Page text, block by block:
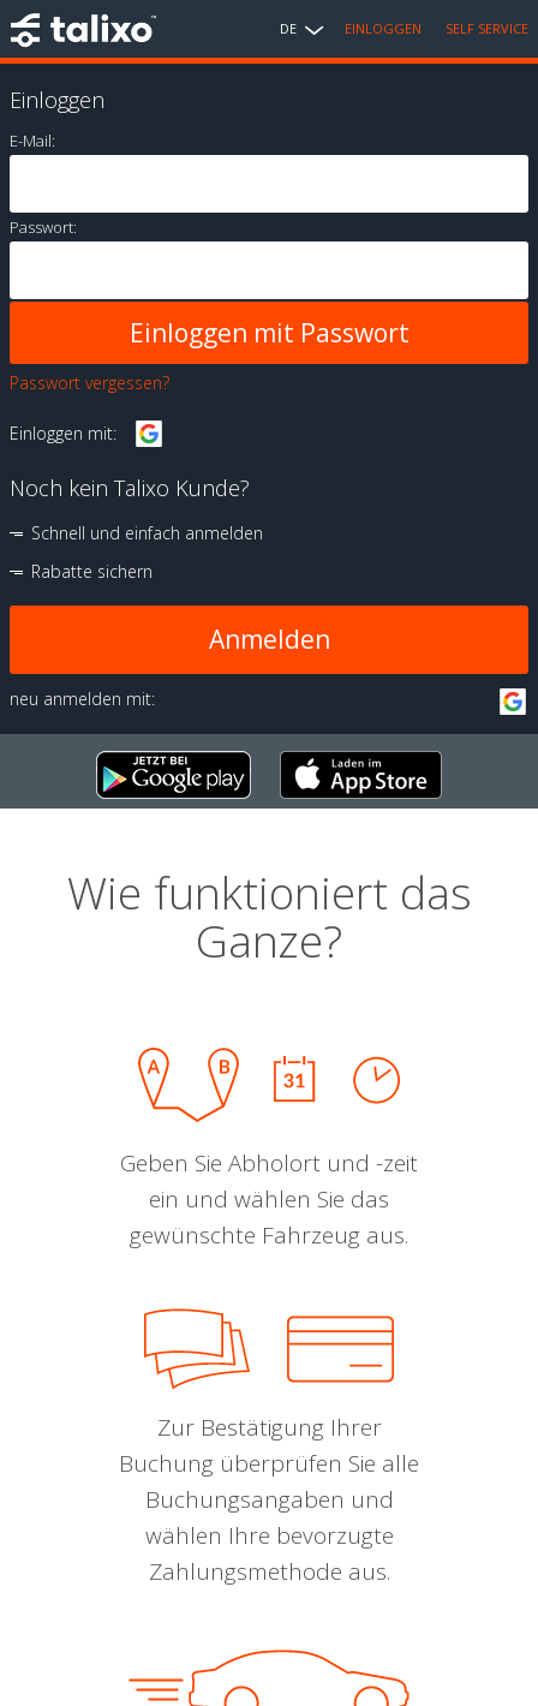
DE EINLOGGEN SELF SERVICE
Einloggen
E-Mail:
Passwort:
Passwort vergessen?
Einloggen mit:
Noch kein Talixo Kunde?
Schnell und einfach anmelden
Rabatte sichern
Anmelden
neu anmelden mit:
Wie funktioniert das
Ganze?
Geben Sie Abholort und -zeit
ein und wählen Sie das
gewünschte Fahrzeug aus.
Zur Bestätigung Ihrer
Buchung überprüfen Sie alle
Buchungsangaben und
wählen Ihre bevorzugte
Zahlungsmethode aus.